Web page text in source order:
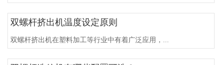
双螺杆挤出机温度设定原则
双螺杆挤出机在塑料加工等行业中有着广泛应用，...